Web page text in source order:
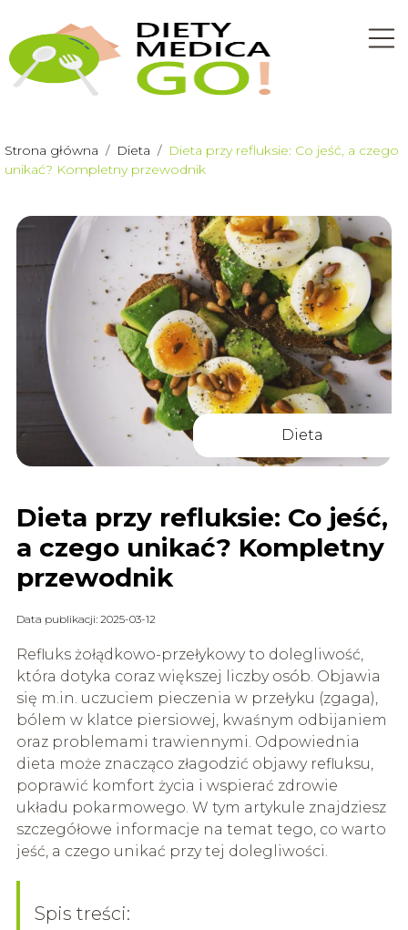
Strona główna / Dieta / Dieta przy refluksie: Co jeść, a czego
unikać? Kompletny przewodnik
Dieta
Dieta przy refluksie: Co jeść,
a czego unikać? Kompletny
przewodnik
Data publikacji: 2025-03-12
Refluks żołądkowo-przełykowy to dolegliwość,
która dotyka coraz większej liczby osób. Objawia
się m.in. uczuciem pieczenia w przełyku (zgaga),
bólem w klatce piersiowej, kwaśnym odbijaniem
oraz problemami trawiennymi. Odpowiednia
dieta może znacząco złagodzić objawy refluksu,
poprawić komfort życia i wspierać zdrowie
układu pokarmowego. W tym artykule znajdziesz
szczegółowe informacje na temat tego, co warto
jeść, a czego unikać przy tej dolegliwości.
Spis treści: